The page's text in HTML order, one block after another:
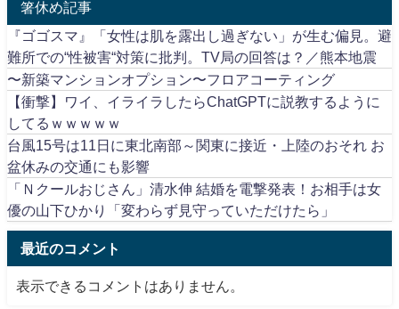
箸休め記事
『ゴゴスマ』「女性は肌を露出し過ぎない」が生む偏見。避
難所での“性被害“対策に批判。TV局の回答は？／熊本地震
〜新築マンションオプション〜フロアコーティング
【衝撃】ワイ、イライラしたらChatGPTに説教するように
してるｗｗｗｗｗ
台風15号は11日に東北南部～関東に接近・上陸のおそれ お
盆休みの交通にも影響
「Ｎクールおじさん」清水伸 結婚を電撃発表！お相手は女
優の山下ひかり「変わらず見守っていただけたら」
最近のコメント
表示できるコメントはありません。